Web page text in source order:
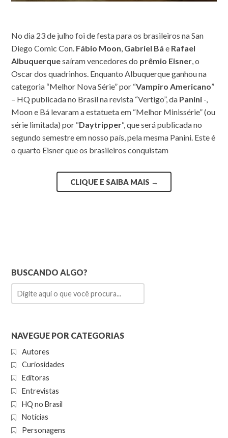
No dia 23 de julho foi de festa para os brasileiros na San
Diego Comic Con. Fábio Moon, Gabriel Bá e Rafael
Albuquerquesaíram vencedores do prêmio Eisner, o
Oscar dos quadrinhos. Enquanto Albuquerque ganhou na
categoria “Melhor Nova Série” por “Vampiro Americano”
– HQ publicada no Brasil na revista “Vertigo”, da Panini -,
Moon e Bá levaram a estatueta em “Melhor Minissérie” (ou
série limitada) por “Daytripper“, que será publicada no
segundo semestre em nosso país, pela mesma Panini. Este é
o quarto Eisner que os brasileiros conquistam
CLIQUE E SAIBA MAIS →
BUSCANDO ALGO?
NAVEGUE POR CATEGORIAS
Autores
Curiosidades
Editoras
Entrevistas
HQ no Brasil
Notícias
Personagens